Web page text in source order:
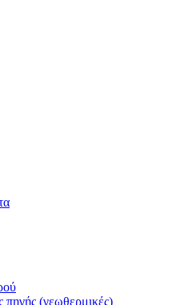
πηγής (γεωθερμικές)